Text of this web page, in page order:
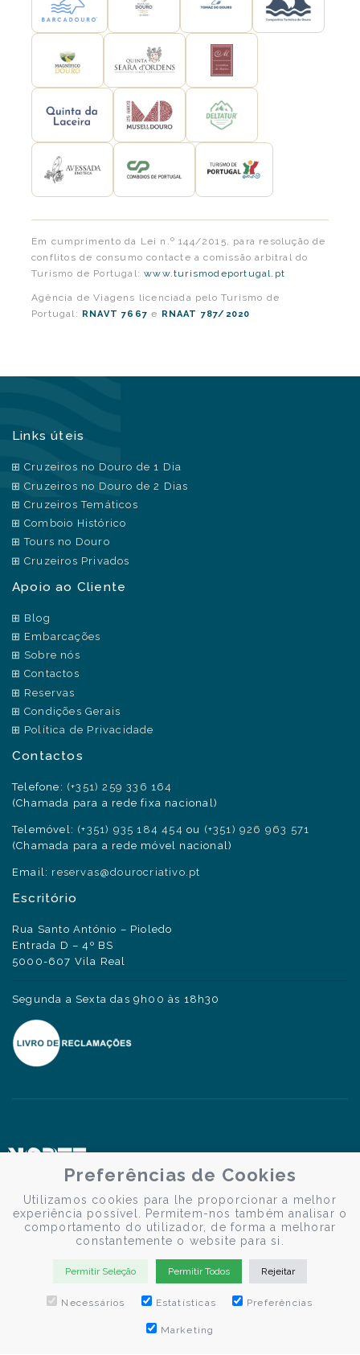
Em cumprimento da Lei n.º 144/2015, para resolução de
conflitos de consumo contacte a comissão arbitral do
Turismo de Portugal:www.turismodeportugal.pt
Agência de Viagens licenciada pelo Turismo de
Portugal: RNAVT 7667 e RNAAT 787/2020
Links úteis
Cruzeiros no Douro de 1 Dia
Cruzeiros no Douro de 2 Dias
Cruzeiros Temáticos
Comboio Histórico
Tours no Douro
Cruzeiros Privados
Apoio ao Cliente
Blog
Embarcações
Sobre nós
Contactos
Reservas
Condições Gerais
Política de Privacidade
Contactos
Telefone: (+351) 259 336 164
(Chamada para a rede fixa nacional)
Telemóvel: (+351) 935 184 454 ou (+351) 926 963 571
(Chamada para a rede móvel nacional)
Email: reservas@dourocriativo.pt
Escritório
Rua Santo António – Pioledo
Entrada D – 4º BS
5000-607 Vila Real
Segunda a Sexta das 9h00 às 18h30
Preferências de Cookies
Utilizamos cookies para lhe proporcionar a melhor
experiência possível. Permitem-nos também analisar o
comportamento do utilizador, de forma a melhorar
constantemente o website para si.
Permitir Seleção Permitir Todos Rejeitar
Necessários Estatísticas Preferências
Marketing